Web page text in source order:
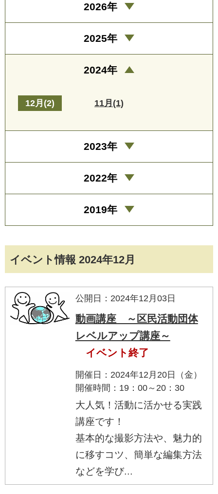
イベント情報 2024年12月
公開日：2024年12月03日
動画講座 ～区民活動団体
レベルアップ講座～
イベント終了
開催日：2024年12月20日（金）
開催時間：19：00～20：30
大人気！活動に活かせる実践
講座です！
基本的な撮影方法や、魅力的
に移すコツ、簡単な編集方法
などを学び...
2026年
2025年
2024年
12月(2) 11月(1)
2023年
2022年
2019年